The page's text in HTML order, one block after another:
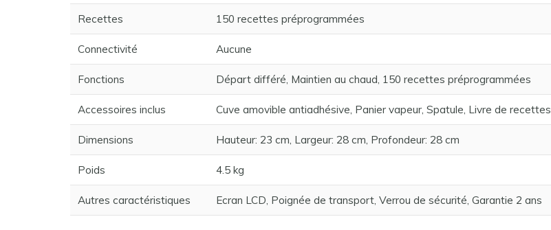
Recettes 150 recettes préprogrammées
Connectivité Aucune
Fonctions Départ différé, Maintien au chaud, 150 recettes préprogrammées
Accessoires inclus Cuve amovible antiadhésive, Panier vapeur, Spatule, Livre de recettes
Dimensions Hauteur: 23 cm, Largeur: 28 cm, Profondeur: 28 cm
Poids 4.5 kg
Autres caractéristiques Ecran LCD, Poignée de transport, Verrou de sécurité, Garantie 2 ans